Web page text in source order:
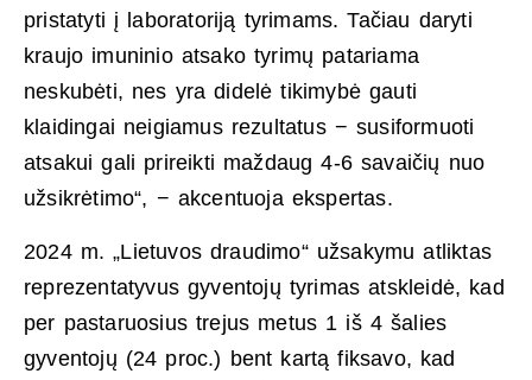
pristatyti į laboratoriją tyrimams. Tačiau daryti
kraujo imuninio atsako tyrimų patariama
neskubėti, nes yra didelė tikimybė gauti
klaidingai neigiamus rezultatus − susiformuoti
atsakui gali prireikti maždaug 4-6 savaičių nuo
užsikrėtimo“, − akcentuoja ekspertas.
2024 m. „Lietuvos draudimo“ užsakymu atliktas
reprezentatyvus gyventojų tyrimas atskleidė, kad
per pastaruosius trejus metus 1 iš 4 šalies
gyventojų (24 proc.) bent kartą fiksavo, kad